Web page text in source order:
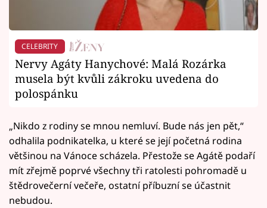
CELEBRITY
Nervy Agáty Hanychové: Malá Rozárka
musela být kvůli zákroku uvedena do
polospánku
„Nikdo z rodiny se mnou nemluví. Bude nás jen pět,“
odhalila podnikatelka, u které se její početná rodina
většinou na Vánoce scházela. Přestože se Agátě podaří
mít zřejmě poprvé všechny tři ratolesti pohromadě u
štědrovečerní večeře, ostatní příbuzní se účastnit
nebudou.